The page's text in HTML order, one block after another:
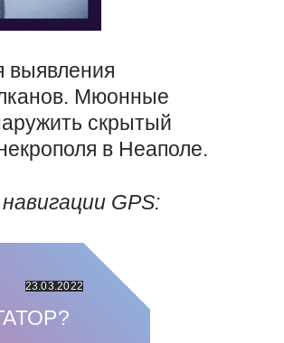
выявления
Мюонные
скрытый
в Неаполе.
GPS:
23.03.2022